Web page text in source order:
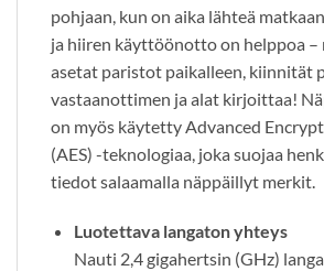
pohjaan, kun on aika lähteä
ja hiiren käyttöönotto on helppoa –
asetat paristot paikalleen, kiinnität
vastaanottimen ja alat kirjoittaa!
on myös käytetty Advanced
(AES) -teknologiaa, joka suojaa
tiedot salaamalla näppäillyt merkit.
Luotettava langaton yhteys
Nauti 2,4 gigahertsin (GHz)